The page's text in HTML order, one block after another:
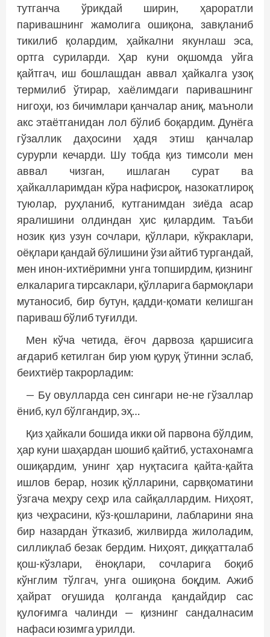
тутганча ўрикдай ширин, ҳароратли
паривашнинг жамолига ошиқона, завқланиб
тикилиб қолардим, ҳайкални якунлаш эса,
ортга суриларди. Ҳар куни оқшомда уйга
қайтгач, иш бошлашдан аввал ҳайкалга узоқ
термилиб ўтирар, хаёлимдаги паривашнинг
нигоҳи, юз бичимлари қанчалар аниқ, маъноли
акс этаётганидан лол бўлиб боқардим. Дунёга
гўзаллик даҳосини ҳадя этиш қанчалар
сурурли кечарди. Шу тобда қиз тимсоли мен
аввал чизган, ишлаган сурат ва
ҳайкалларимдан кўра нафисроқ, назокатлироқ
туюлар, руҳланиб, кутганимдан зиёда асар
яралишини олдиндан ҳис қилардим. Таъби
нозик қиз узун сочлари, қўллари, кўкраклари,
оёқлари қандай бўлишини ўзи айтиб тургандай,
мен инон-ихтиёримни унга топширдим, қизнинг
елкаларига тирсаклари, қўлларига бармоқлари
мутаносиб, бир бутун, қадди-қомати келишган
париваш бўлиб туғилди.
Мен кўча четида, ёғоч дарвоза қаршисига
ағдариб кетилган бир уюм қуруқ ўтинни эслаб,
беихтиёр такрорладим:
— Бу овулларда сен сингари не-не гўзаллар
ёниб, кул бўлгандир, эҳ…
Қиз ҳайкали бошида икки ой парвона бўлдим,
ҳар куни шаҳардан шошиб қайтиб, устахонамга
ошиқардим, унинг ҳар нуқтасига қайта-қайта
ишлов берар, нозик қўлларини, сарвқоматини
ўзгача меҳру сеҳр ила сайқаллардим. Ниҳоят,
қиз чеҳрасини, кўз-қошларини, лабларини яна
бир назардан ўтказиб, жилвирда жилоладим,
силлиқлаб безак бердим. Ниҳоят, диққатталаб
қош-кўзлари, ёноқлари, сочларига боқиб
кўнглим тўлгач, унга ошиқона боқдим. Ажиб
ҳайрат оғушида қолганда қандайдир сас
қулоғимга чалинди — қизнинг сандалнасим
нафаси юзимга урилди.